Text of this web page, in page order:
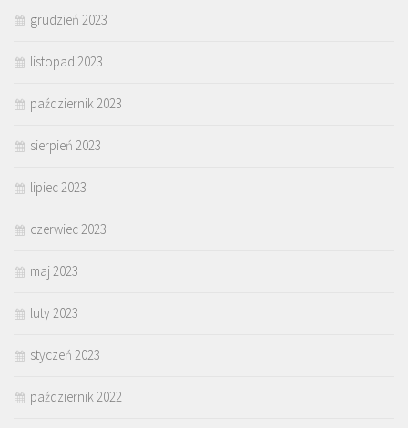
grudzień 2023
listopad 2023
październik 2023
sierpień 2023
lipiec 2023
czerwiec 2023
maj 2023
luty 2023
styczeń 2023
październik 2022